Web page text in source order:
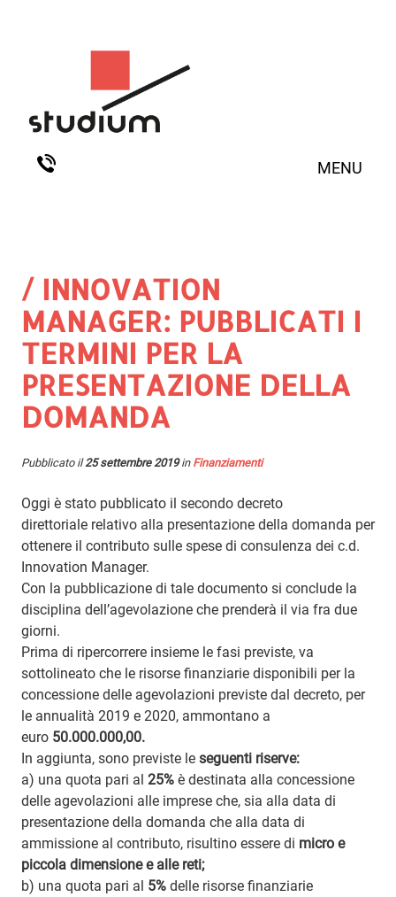
MENU
/ INNOVATION
MANAGER: PUBBLICATI I
TERMINI PER LA
PRESENTAZIONE DELLA
DOMANDA
Pubblicato il25 settembre 2019in Finanziamenti
Oggi è stato pubblicato il secondo decreto
direttoriale relativo alla presentazione della domanda per
ottenere il contributo sulle spese di consulenza dei c.d.
Innovation Manager.
Con la pubblicazione di tale documento si conclude la
disciplina dell’agevolazione che prenderà il via fra due
giorni.
Prima di ripercorrere insieme le fasi previste, va
sottolineato che le risorse finanziarie disponibili per la
concessione delle agevolazioni previste dal decreto, per
le annualità 2019 e 2020, ammontano a
euro 50.000.000,00.
In aggiunta, sono previste le seguenti riserve:
a) una quota pari al 25% è destinata alla concessione
delle agevolazioni alle imprese che, sia alla data di
presentazione della domanda che alla data di
ammissione al contributo, risultino essere di micro e
piccola dimensione e alle reti;
b) una quota pari al 5% delle risorse finanziarie